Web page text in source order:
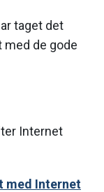
taget det
med de gode
Internet
med Internet